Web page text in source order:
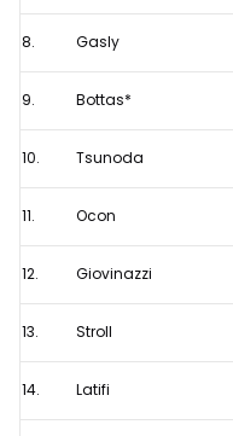
8. Gasly
9. Bottas*
10. Tsunoda
11. Ocon
12. Giovinazzi
13. Stroll
14. Latifi